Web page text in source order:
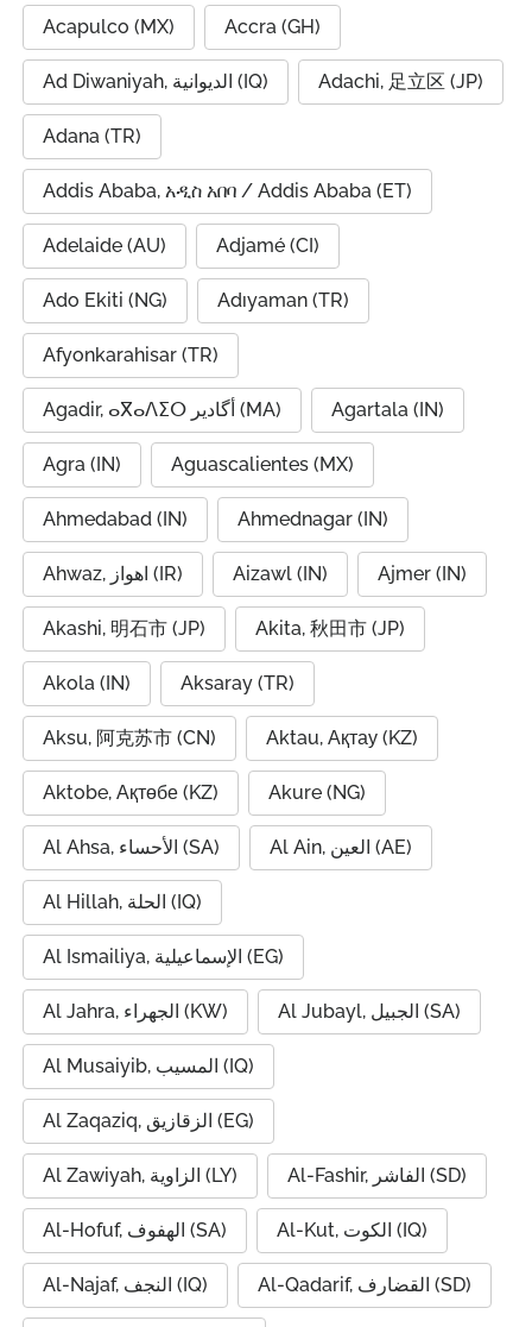
Acapulco (MX) Accra (GH)
Ad Diwaniyah, الديوانية (IQ) Adachi, 足立区 (JP)
Adana (TR)
Addis Ababa, አዲስ አበባ / Addis Ababa (ET)
Adelaide (AU) Adjamé (CI)
Ado Ekiti (NG) Adıyaman (TR)
Afyonkarahisar (TR)
Agadir, ⴰⴳⴰⴷⵉⵔ أگادیر (MA) Agartala (IN)
Agra (IN) Aguascalientes (MX)
Ahmedabad (IN) Ahmednagar (IN)
Ahwaz, اهواز (IR) Aizawl (IN) Ajmer (IN)
Akashi, 明石市 (JP) Akita, 秋田市 (JP)
Akola (IN) Aksaray (TR)
Aksu, 阿克苏市 (CN) Aktau, Ақтау (KZ)
Aktobe, Ақтөбе (KZ) Akure (NG)
Al Ahsa, الأحساء (SA) Al Ain, العين (AE)
Al Hillah, الحلة (IQ)
Al Ismailiya, الإسماعيلية (EG)
Al Jahra, الجهراء (KW) Al Jubayl, الجبيل (SA)
Al Musaiyib, المسيب (IQ)
Al Zaqaziq, الزقازيق (EG)
Al Zawiyah, الزاوية (LY) Al-Fashir, الفاشر (SD)
Al-Hofuf, الهفوف (SA) Al-Kut, الكوت (IQ)
Al-Najaf, النجف (IQ) Al-Qadarif, القضارف (SD)